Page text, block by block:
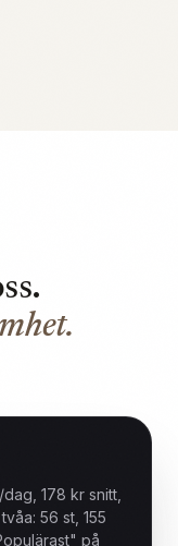
178 kr snitt,
56 st, 155
på